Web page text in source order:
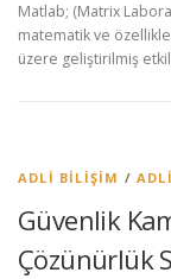
Matlab; (Matrix
matematik ve
üzere geliştirilmiş
ADLI BILIŞIM /
Güvenlik
Çözünürlük